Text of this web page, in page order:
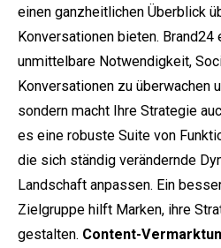
einen ganzheitlichen Überblick
Konversationen bieten.
unmittelbare Notwendigkeit,
Konversationen zu überwachen
sondern macht Ihre Strategie
es eine robuste Suite von
die sich ständig verändernde
Landschaft anpassen. Ein
Zielgruppe hilft Marken, ihre
gestalten. Content-